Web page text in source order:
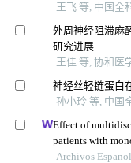
王飞 等, 中国全
外周神经阻滞麻
研究进展
王佳 等, 协和医
神经丝轻链蛋白
孙小玲 等, 中国
Effect of
patients with
Archivos